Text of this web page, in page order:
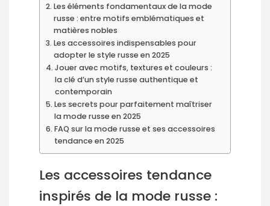
Les éléments fondamentaux de la mode
russe : entre motifs emblématiques et
matières nobles
Les accessoires indispensables pour
adopter le style russe en 2025
Jouer avec motifs, textures et couleurs :
la clé d’un style russe authentique et
contemporain
Les secrets pour parfaitement maîtriser
la mode russe en 2025
FAQ sur la mode russe et ses accessoires
tendance en 2025
Les accessoires tendance
inspirés de la mode russe :